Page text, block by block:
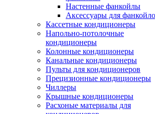
Настенные фанкойлы
Аксессуары для
Кассетные кондиционеры
Напольно-потолочные
кондиционеры
Колонные кондиционеры
Канальные кондиционеры
Пульты для кондиционеров
Прецизионные кондиционеры
Чиллеры
Крышные кондиционеры
Расхоные материалы для